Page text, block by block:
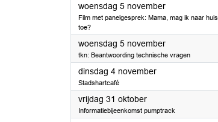
woensdag 5 november2025
Film met panelgesprek: Mama, mag ik naar huis
toe?
woensdag 5 november2025
tkn: Beantwoording technische vragen
dinsdag 4 november2025
Stadshartcafé
vrijdag 31 oktober2025
Informatiebijeenkomst pumptrack